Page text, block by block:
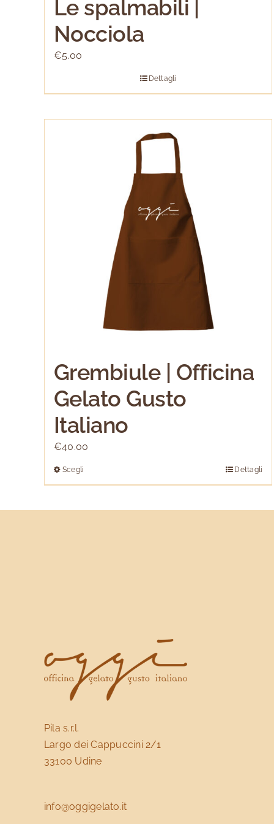
Le spalmabili |
Nocciola
€5.00
Dettagli
Grembiule | Officina
Gelato Gusto
Italiano
€40.00
Scegli
prodotto
pagina
del
prodotto
Dettagli
Pila s.r.l.
Largo dei Cappuccini 2/1
33100 Udine
info@oggigelato.it